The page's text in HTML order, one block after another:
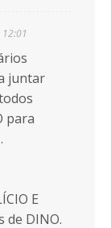
juntar
para
E
de DINO.